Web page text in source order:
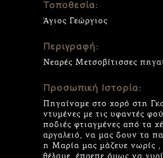
Τοποθεσία:
Άγιος Γεώργιος
Περιγραφή:
Νεαρές Μετσοβίτισσες
Προσωπική Ιστορία:
Πηγαίναμε στο χορό στη
ντυμένες με τις υφαντές
ποδιές φτιαγμένες από τα
αργαλειό, να μας δουν τα
η Μαρία μας μάζευε νωρίς ,
θέλαμε, έπρεπε όμως να